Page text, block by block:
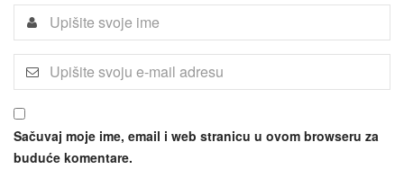
Sačuvaj moje ime, email i web stranicu u ovom browseru za
buduće komentare.